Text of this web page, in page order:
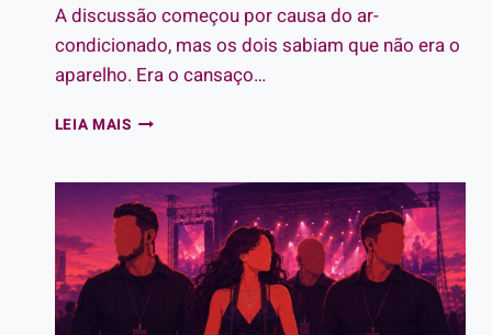
A discussão começou por causa do ar-
condicionado, mas os dois sabiam que não era o
aparelho. Era o cansaço…
LEIA MAISQUANDO
TAPA
VEIO